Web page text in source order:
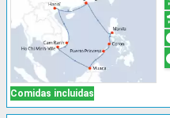
Comidas incluidas